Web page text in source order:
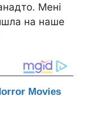
Мені
на наше